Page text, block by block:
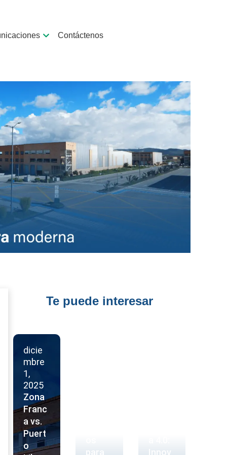
Contáctenos
Te puede interesar
dicie
mbre
1,
2025
Zona
Franc
a vs.
Puert
o
para
Innov